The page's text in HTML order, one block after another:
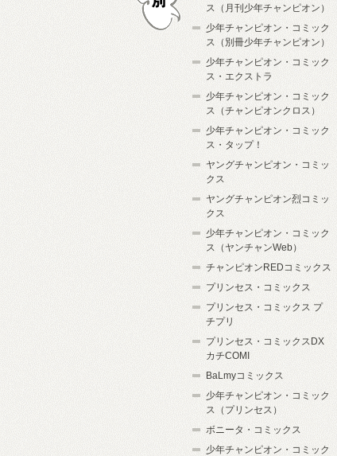
ス（月刊少年チャンピオン）
少年チャンピオン・コミック
ス（別冊少年チャンピオン）
少年チャンピオン・コミック
ス・エクストラ
少年チャンピオン・コミック
ス（チャンピオンクロス）
少年チャンピオン・コミック
ス・タップ！
ヤングチャンピオン・コミッ
クス
ヤングチャンピオン烈コミッ
クス
少年チャンピオン・コミック
ス（ヤンチャンWeb）
チャンピオンREDコミックス
プリンセス・コミックス
プリンセス・コミックス プ
チプリ
プリンセス・コミックスDX
カチCOMI
BaLmyコミックス
少年チャンピオン・コミック
ス（プリンセス）
ボニータ・コミックス
少年チャンピオン・コミック